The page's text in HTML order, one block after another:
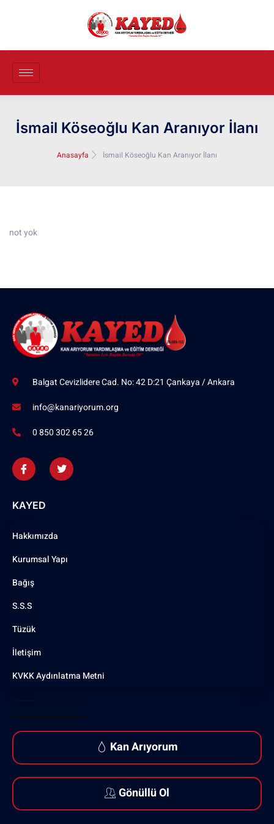
İsmail Köseoğlu Kan Aranıyor İlanı
Anasayfa İsmail Köseoğlu Kan Aranıyor İlanı
not yok
Balgat Cevizlidere Cad. No: 42 D:21 Çankaya / Ankara
info@kanariyorum.org
0 850 302 65 26
KAYED
Hakkımızda
Kurumsal Yapı
Bağış
S.S.S
Tüzük
İletişim
KVKK Aydınlatma Metni
Kan Arıyorum
Gönüllü Ol